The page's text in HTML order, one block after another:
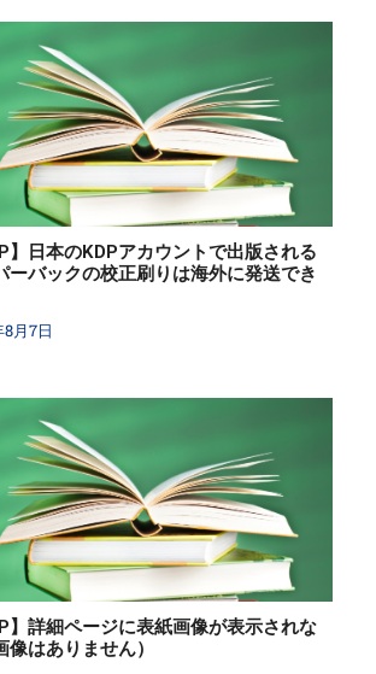
】日本のKDPアカウントで出版される
ーバックの校正刷りは海外に発送でき
月7日
】詳細ページに表紙画像が表示されな
像はありません）